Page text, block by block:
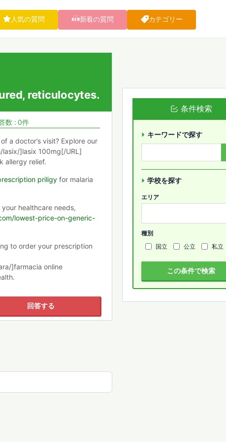
人気の質問 新着の質問 カテゴリー
reticulocytes.
数 : 0件
a doctor’s visit? Explore our
]lasix 100mg[/URL]
allergy relief.
priligy for malaria
healthcare needs,
lowest-price-on-generic-
to order your prescription
]farmacia online
回答する
条件検索
キーワードで探す
学校を探す
エリア
種別
国立
公立 私立
この条件で検索